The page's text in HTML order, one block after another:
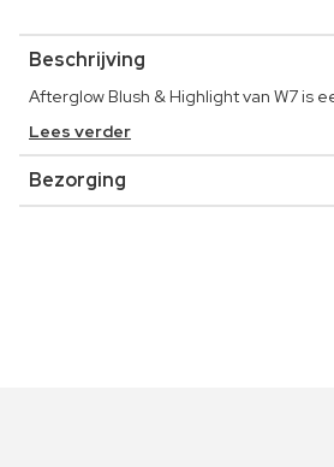
Beschrijving
Afterglow Blush & Highlight van W7 is
Lees verder
Bezorging